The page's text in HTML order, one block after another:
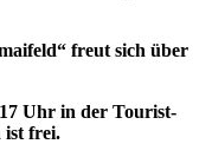
freut sich über
Uhr in der Tourist-
ist frei.